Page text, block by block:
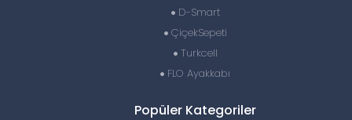
D-Smart
ÇiçekSepeti
Turkcell
FLO Ayakkabı
Popüler Kategoriler